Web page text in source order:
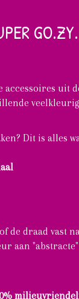
uit
Dit is alles
de draad vast
aan